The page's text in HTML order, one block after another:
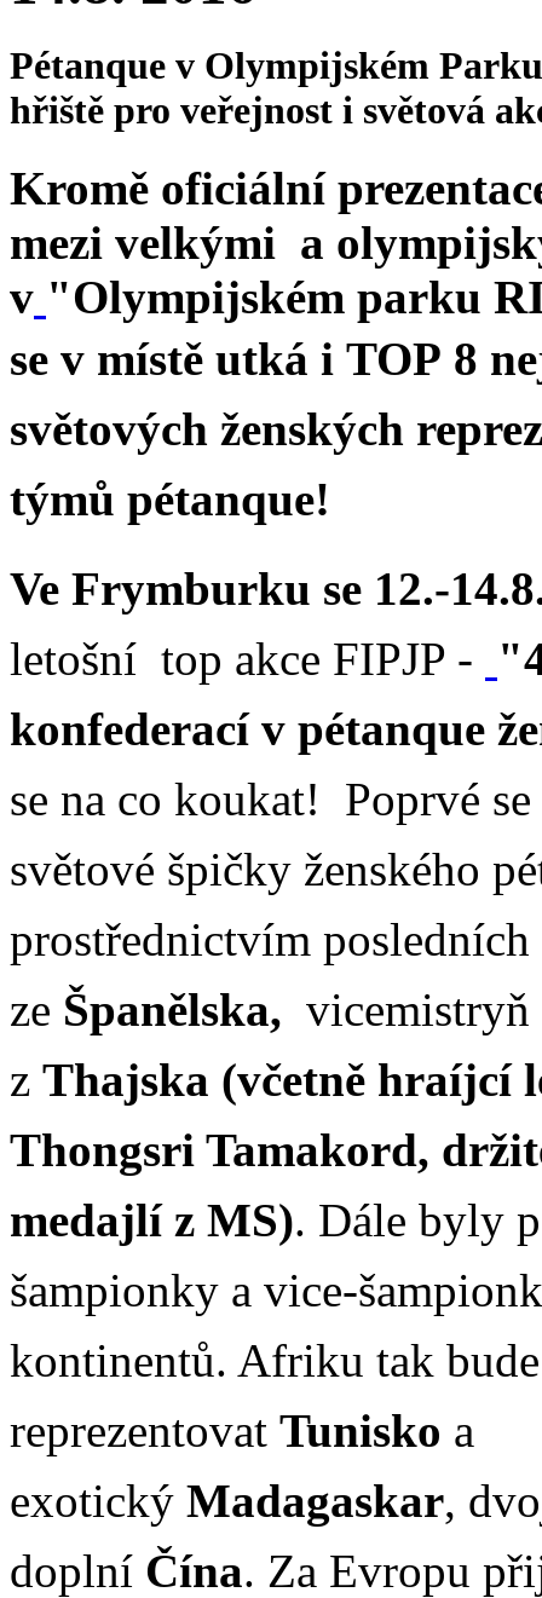
Pétanque v Olympijském
hřiště pro veřejnost i světová
Kromě oficiální
mezi velkými a
v "Olympijském parku
se v místě utká i TOP 8
světových ženských
týmů pétanque!
Ve Frymburku se 12.-
letošní top akce FIPJP -
konfederací v pétanque
se na co koukat! Poprvé
světové špičky ženského
prostřednictvím
ze Španělska, vicemistryň
z Thajska (včetně hraíjcí
Thongsri Tamakord,
medajlí z MS). Dále byly
šampionky a vice-
kontinentů. Afriku tak bude
reprezentovat Tunisko a
exotický Madagaskar,
doplní Čína. Za Evropu